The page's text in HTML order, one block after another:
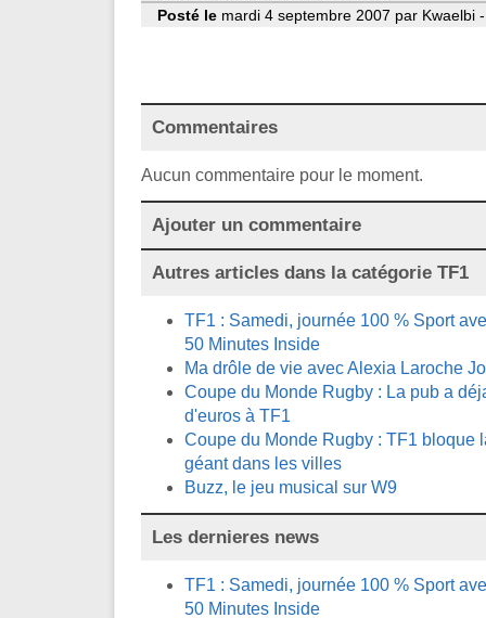
Posté le mardi 4 septembre 2007 par Kwaelbi
Commentaires
Aucun commentaire pour le moment.
Ajouter un commentaire
Autres articles dans la catégorie TF1
TF1 : Samedi, journée 100 % Sport
50 Minutes Inside
Ma drôle de vie avec Alexia Laroche
Coupe du Monde Rugby : La pub a
d'euros à TF1
Coupe du Monde Rugby : TF1 bloque
géant dans les villes
Buzz, le jeu musical sur W9
Les dernieres news
TF1 : Samedi, journée 100 % Sport
50 Minutes Inside